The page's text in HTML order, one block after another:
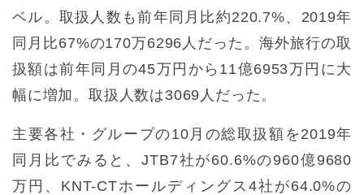
ベル。取扱人数も前年同月比約220.7%、2019年
同月比67%の170万6296人だった。海外旅行の取
扱額は前年同月の45万円から11億6953万円に大
幅に増加。取扱人数は3069人だった。
主要各社・グループの10月の総取扱額を2019年
同月比でみると、JTB7社が60.6%の960億9680
万円、KNT-CTホールディングス4社が64.0%の